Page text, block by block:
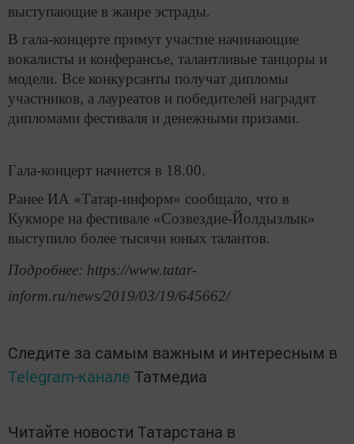
выступающие в жанре эстрады.
В гала-концерте примут участие начинающие
вокалисты и конферансье, талантливые танцоры и
модели. Все конкурсанты получат дипломы
участников, а лауреатов и победителей наградят
дипломами фестиваля и денежными призами.
Гала-концерт начнется в 18.00.
Ранее ИА «Татар-информ» сообщало, что в
Кукморе на фестивале «Созвездие-Йолдызлык»
выступило более тысячи юных талантов.
Подробнее: https://www.tatar-
inform.ru/news/2019/03/19/645662/
Следите за самым важным и интересным в
Telegram-канале Татмедиа
Читайте новости Татарстана в